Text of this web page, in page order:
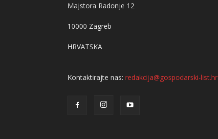
Majstora Radonje 12
10000 Zagreb
HRVATSKA
Kontaktirajte nas: redakcija@gospodarski-list.hr